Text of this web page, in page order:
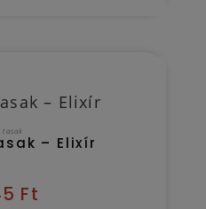
TESZEM
– Elixír
Ft